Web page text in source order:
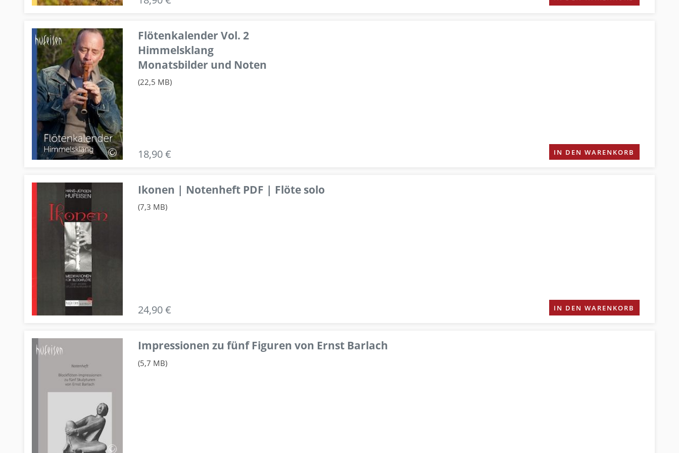
Flötenkalender Vol. 2
Himmelsklang
Monatsbilder und Noten
(22,5 MB)
18,90 € IN DEN WARENKORB
Ikonen | Notenheft PDF | Flöte solo
(7,3 MB)
24,90 € IN DEN WARENKORB
Impressionen zu fünf Figuren von Ernst Barlach
(5,7 MB)